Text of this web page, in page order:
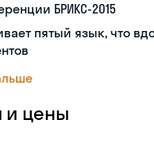
БРИКС-2015
пятый язык, что
и цены